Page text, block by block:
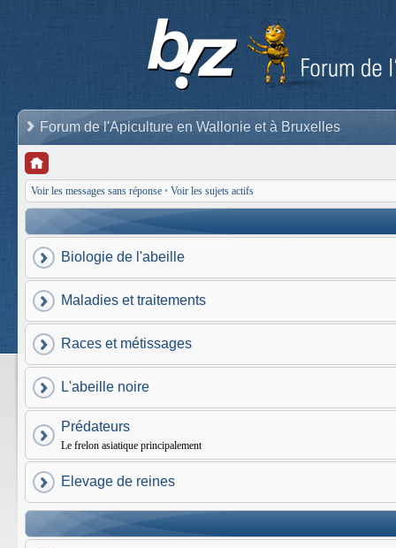
Forum de l'Apiculture en Wallonie et à Bruxelles
Voir les messages sans réponse • Voir les sujets actifs
Biologie de l'abeille
Maladies et traitements
Races et métissages
L'abeille noire
Prédateurs
Le frelon asiatique principalement
Elevage de reines